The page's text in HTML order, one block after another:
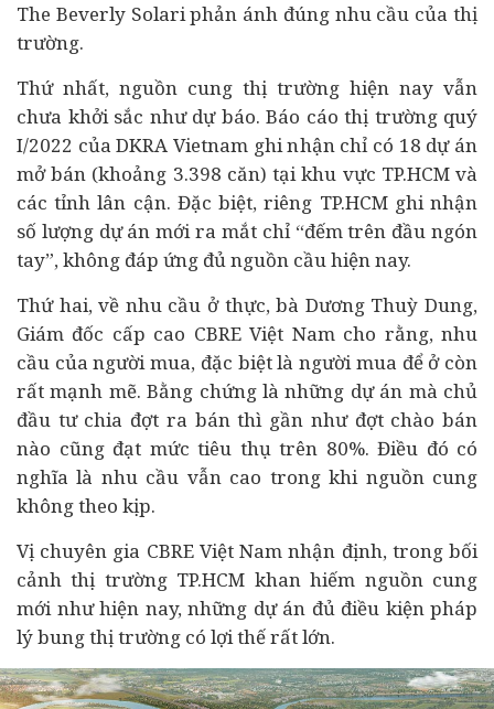
The Beverly Solari phản ánh đúng nhu cầu của thị
trường.
Thứ nhất, nguồn cung thị trường hiện nay vẫn
chưa khởi sắc như dự báo. Báo cáo thị trường quý
I/2022 của DKRA Vietnam ghi nhận chỉ có 18 dự án
mở bán (khoảng 3.398 căn) tại khu vực TP.HCM và
các tỉnh lân cận. Đặc biệt, riêng TP.HCM ghi nhận
số lượng dự án mới ra mắt chỉ “đếm trên đầu ngón
tay”, không đáp ứng đủ nguồn cầu hiện nay.
Thứ hai, về nhu cầu ở thực, bà Dương Thuỳ Dung,
Giám đốc cấp cao CBRE Việt Nam cho rằng, nhu
cầu của người mua, đặc biệt là người mua để ở còn
rất mạnh mẽ. Bằng chứng là những dự án mà chủ
đầu tư chia đợt ra bán thì gần như đợt chào bán
nào cũng đạt mức tiêu thụ trên 80%. Điều đó có
nghĩa là nhu cầu vẫn cao trong khi nguồn cung
không theo kịp.
Vị chuyên gia CBRE Việt Nam nhận định, trong bối
cảnh thị trường TP.HCM khan hiếm nguồn cung
mới như hiện nay, những dự án đủ điều kiện pháp
lý bung thị trường có lợi thế rất lớn.